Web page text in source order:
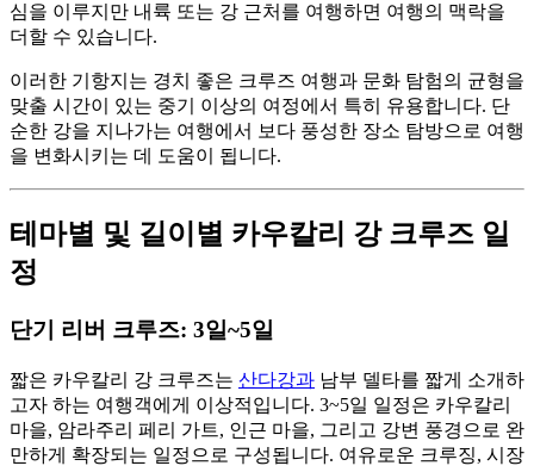
심을 이루지만 내륙 또는 강 근처를 여행하면 여행의 맥락을
더할 수 있습니다.
이러한 기항지는 경치 좋은 크루즈 여행과 문화 탐험의 균형을
맞출 시간이 있는 중기 이상의 여정에서 특히 유용합니다. 단
순한 강을 지나가는 여행에서 보다 풍성한 장소 탐방으로 여행
을 변화시키는 데 도움이 됩니다.
테마별 및 길이별 카우칼리 강 크루즈 일
정
단기 리버 크루즈: 3일~5일
짧은 카우칼리 강 크루즈는 산다강과 남부 델타를 짧게 소개하
고자 하는 여행객에게 이상적입니다. 3~5일 일정은 카우칼리
마을, 암라주리 페리 가트, 인근 마을, 그리고 강변 풍경으로 완
만하게 확장되는 일정으로 구성됩니다. 여유로운 크루징, 시장